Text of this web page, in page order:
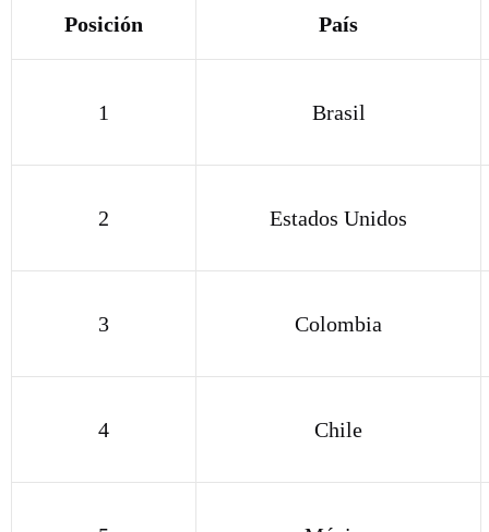
Posición País
1 Brasil
2 Estados Unidos
3 Colombia
4 Chile